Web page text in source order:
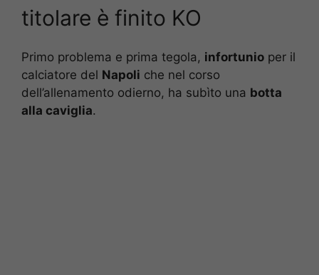
titolare è finito KO
Primo problema e prima tegola, infortunio per il
calciatore del Napoli che nel corso
dell’allenamento odierno, ha subìto una botta
alla caviglia.